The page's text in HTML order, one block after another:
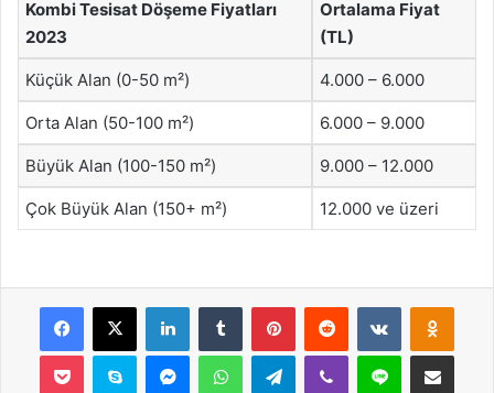
Kombi Tesisat Döşeme Fiyatları
2023
Ortalama Fiyat
(TL)
Küçük Alan (0-50 m²) 4.000 – 6.000
Orta Alan (50-100 m²) 6.000 – 9.000
Büyük Alan (100-150 m²) 9.000 – 12.000
Çok Büyük Alan (150+ m²) 12.000 ve üzeri
Facebook
X LinkedInTumblr PinterestReddit VKontakte
Pocket Skype MessengerWhatsAppTelegramViber Line E-Posta ile